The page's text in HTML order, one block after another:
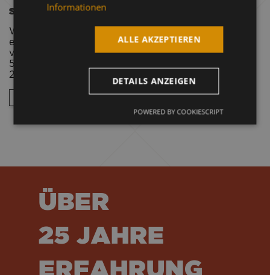
STREIFEN TRAGEN
Wir verwenden es, um Löffel herzustellen oder zu
erneuern. Verbessert die strukturelle Festigkeit und
verhindert den Abrieb des Spatels. Mehrere Größen,
500 HB Härte. Zuschneiden Lieferung innerhalb von
24 Stunden.
ÜBER
25 JAHRE
ERFAHRUNG
Informationen
ALLE AKZEPTIEREN
DETAILS ANZEIGEN
POWERED BY COOKIESCRIPT